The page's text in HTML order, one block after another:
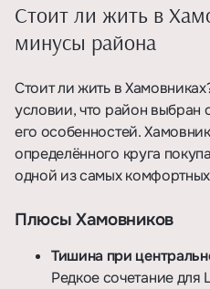
Стоит ли жить в
минусы района
Стоит ли жить в
условии, что район выбран
его особенностей.
определённого круга
одной из самых
Плюсы Хамовников
Тишина при
Редкое сочетание